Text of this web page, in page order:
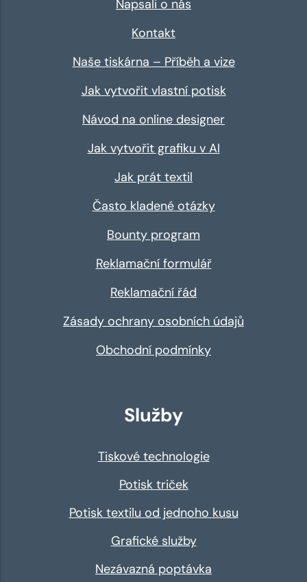
Napsali o nás
Kontakt
Naše tiskárna – Příběh a vize
Jak vytvořit vlastní potisk
Návod na online designer
Jak vytvořit grafiku v AI
Jak prát textil
Často kladené otázky
Bounty program
Reklamační formulář
Reklamační řád
Zásady ochrany osobních údajů
Obchodní podmínky
Služby
Tiskové technologie
Potisk triček
Potisk textilu od jednoho kusu
Grafické služby
Nezávazná poptávka